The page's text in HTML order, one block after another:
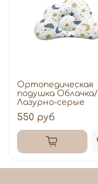
Ортопедическая
подушка Облачка/
Лазурно-серые
550 руб